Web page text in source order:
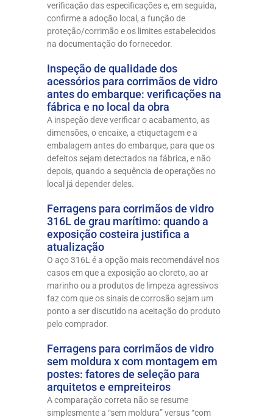
verificação das especificações e, em seguida,
confirme a adoção local, a função de
proteção/corrimão e os limites estabelecidos
na documentação do fornecedor.
Inspeção de qualidade dos
acessórios para corrimãos de vidro
antes do embarque: verificações na
fábrica e no local da obra
A inspeção deve verificar o acabamento, as
dimensões, o encaixe, a etiquetagem e a
embalagem antes do embarque, para que os
defeitos sejam detectados na fábrica, e não
depois, quando a sequência de operações no
local já depender deles.
Ferragens para corrimãos de vidro
316L de grau marítimo: quando a
exposição costeira justifica a
atualização
O aço 316L é a opção mais recomendável nos
casos em que a exposição ao cloreto, ao ar
marinho ou a produtos de limpeza agressivos
faz com que os sinais de corrosão sejam um
ponto a ser discutido na aceitação do produto
pelo comprador.
Ferragens para corrimãos de vidro
sem moldura x com montagem em
postes: fatores de seleção para
arquitetos e empreiteiros
A comparação correta não se resume
simplesmente a “sem moldura” versus “com